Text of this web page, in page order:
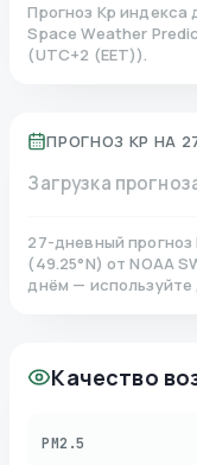
Прогноз Kp индекса
Space Weather
(UTC+2 (EET)).
ПРОГНОЗ KP НА
Загрузка
27-дневный прогноз
(49.25°N)от NOAA
днём —
Качество
PM2.5